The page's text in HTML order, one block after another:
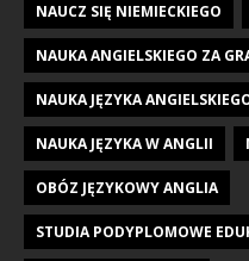
NAUCZ SIĘ NIEMIECKIEGO
NAUKA ANGIELSKIEGO ZA
NAUKA JĘZYKA
NAUKA JĘZYKA W ANGLII
OBÓZ JĘZYKOWY ANGLIA
STUDIA PODYPLOMOWE